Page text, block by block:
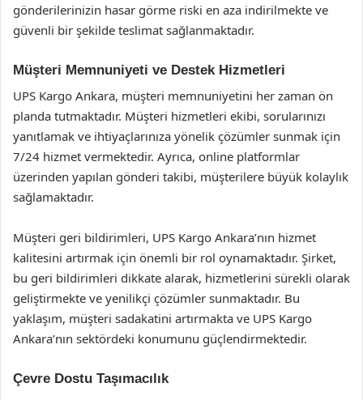
gönderilerinizin hasar görme riski en aza indirilmekte ve
güvenli bir şekilde teslimat sağlanmaktadır.
Müşteri Memnuniyeti ve Destek Hizmetleri
UPS Kargo Ankara, müşteri memnuniyetini her zaman ön
planda tutmaktadır. Müşteri hizmetleri ekibi, sorularınızı
yanıtlamak ve ihtiyaçlarınıza yönelik çözümler sunmak için
7/24 hizmet vermektedir. Ayrıca, online platformlar
üzerinden yapılan gönderi takibi, müşterilere büyük kolaylık
sağlamaktadır.
Müşteri geri bildirimleri, UPS Kargo Ankara’nın hizmet
kalitesini artırmak için önemli bir rol oynamaktadır. Şirket,
bu geri bildirimleri dikkate alarak, hizmetlerini sürekli olarak
geliştirmekte ve yenilikçi çözümler sunmaktadır. Bu
yaklaşım, müşteri sadakatini artırmakta ve UPS Kargo
Ankara’nın sektördeki konumunu güçlendirmektedir.
Çevre Dostu Taşımacılık